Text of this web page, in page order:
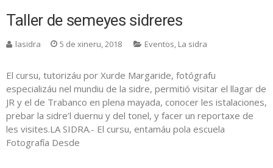
Taller de semeyes sidreres
lasidra 5 de xineru, 2018 Eventos, La sidra
El cursu, tutorizáu por Xurde Margaride, fotógrafu
especializáu nel mundiu de la sidre, permitió visitar el llagar de
JR y el de Trabanco en plena mayada, conocer les istalaciones,
prebar la sidre’l duernu y del tonel, y facer un reportaxe de
les visites.LA SIDRA.- El cursu, entamáu pola escuela
Fotografía Desde